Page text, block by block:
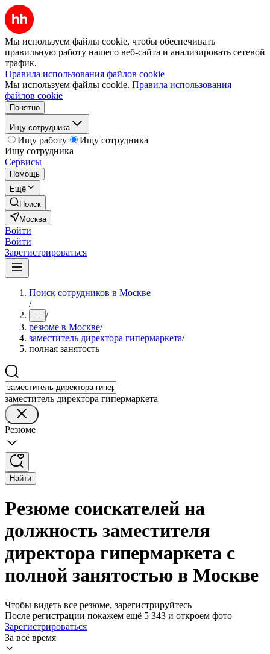
Мы используем файлы cookie, чтобы обеспечивать
правильную работу нашего веб-сайта и анализировать сетевой
трафик.
Правила использования файлов cookie
Мы используем файлы cookie. Правила использования
файлов cookie
Понятно
Ищу сотрудника
Ищу работу
Ищу сотрудника
Ищу сотрудника
Сервисы
Помощь
Ещё
Поиск
Москва
Войти
Войти
Зарегистрироваться
Поиск сотрудников в Москве
/
... /
резюме в Москве/
заместитель директора гипермаркета/
полная занятость
заместитель директора гипермаркета
Резюме
Найти
Резюме соискателей на
должность заместителя
директора гипермаркета с
полной занятостью в Москве
Чтобы видеть все резюме, зарегистрируйтесь
После регистрации покажем ещё 5 343 и откроем фото
Зарегистрироваться
За всё время